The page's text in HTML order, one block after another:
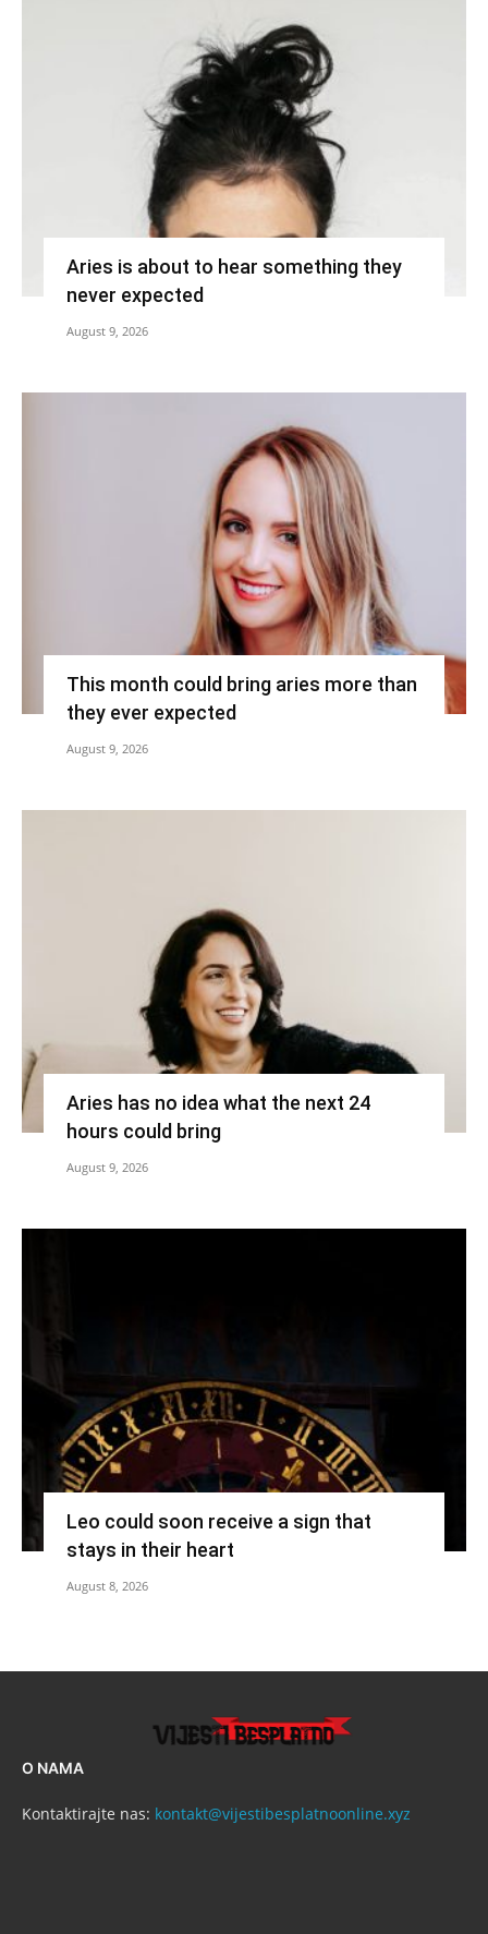
Aries is about to hear something they
never expected
August 9, 2026
This month could bring aries more than
they ever expected
August 9, 2026
Aries has no idea what the next 24
hours could bring
August 9, 2026
Leo could soon receive a sign that
stays in their heart
August 8, 2026
O NAMA
Kontaktirajte nas: kontakt@vijestibesplatnoonline.xyz